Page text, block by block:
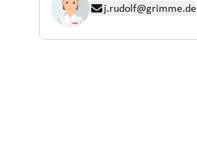
j.rudolf@grimme.de